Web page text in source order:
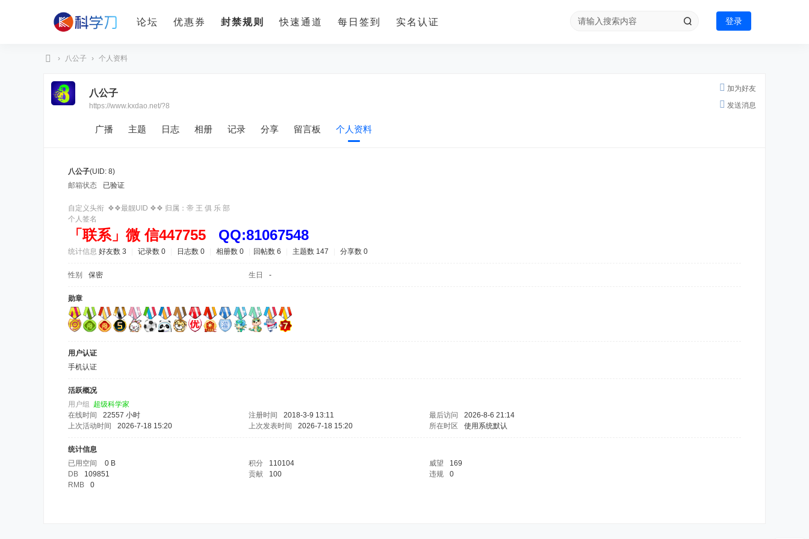
论坛 优惠券 封禁规则 快速通道 每日签到 实名认证 登录
学
› 八公子 › 个人资料
加为好友
发送消息
八公子
https://www.kxdao.net/?8
广播 主题 日志 相册 记录 分享 留言板 个人资料
八公子(UID: 8)
邮箱状态
已验证
自定义头衔 ❖❖最靓UID ❖❖ 归属：帝 王 俱 乐 部
个人签名
「联系」微 信447755 QQ:81067548
统计信息 好友数 3 记录数 0 日志数 0 相册数 0 回帖数 6 主题数 147 分享数 0
性别 保密 生日 -
勋章
用户认证
手机认证
活跃概况
用户组 超级科学家
在线时间
22557 小时 注册时间 2018-3-9 13:11 最后访问
2026-8-6 21:14
上次活动时间
2026-7-18 15:20 上次发表时间 2026-7-18 15:20 所在时区 使用系统默认
统计信息
已用空间
0 B 积分 110104 威望
169
DB
109851 贡献 100 违规
0
RMB
0